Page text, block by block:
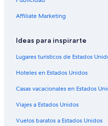
Hoteles en Matougues
Hoteles familiares en Bergères-
Hoteles con aire acondicionado
Hoteles en Bergères-lès-Vertus
Hoteles en Chavot-Courcourt
Hoteles en Cramant
Hoteles en Haussimont
Affiliate Marketing
Ideas para inspirarte
Lugares turísticos de Estados
Hoteles en Estados Unidos
Casas vacacionales en Estados
Viajes a Estados Unidos
Vuelos baratos a Estados Unidos